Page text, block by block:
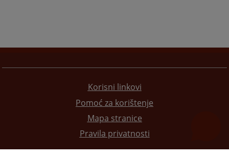
Korisni linkovi
Pomoć za korištenje
Mapa stranice
Pravila privatnosti